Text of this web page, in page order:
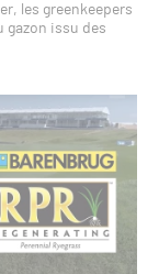
les greenkeepers
gazon issu des